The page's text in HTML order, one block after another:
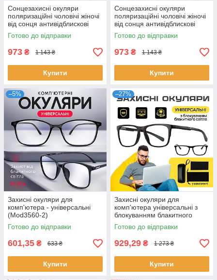
Сонцезахисні окуляри
поляризаційні чоловічі жіночі
від сонця антивідблискові
Brillix з чохлом в комплекті
(NiOk1)
Готово до відправки
973 ₴ 1 143 ₴
Купити
Сонцезахисні окуляри
поляризаційні чоловічі жіночі
від сонця антивідблискові
Brillix з чохлом в комплекті
(NiOk1-R2)
Готово до відправки
973 ₴ 1 143 ₴
Купити
–5%
Захисні окуляри для
комп'ютера - універсальні
(Mod3560-2)
Готово до відправки
601,35 ₴ 633 ₴
Купити
–27%
Захисні окуляри для
комп'ютера універсальні з
блокуванням блакитного
світла (SEN-ABG)
Готово до відправки
929,29 ₴ 1 273 ₴
Купити